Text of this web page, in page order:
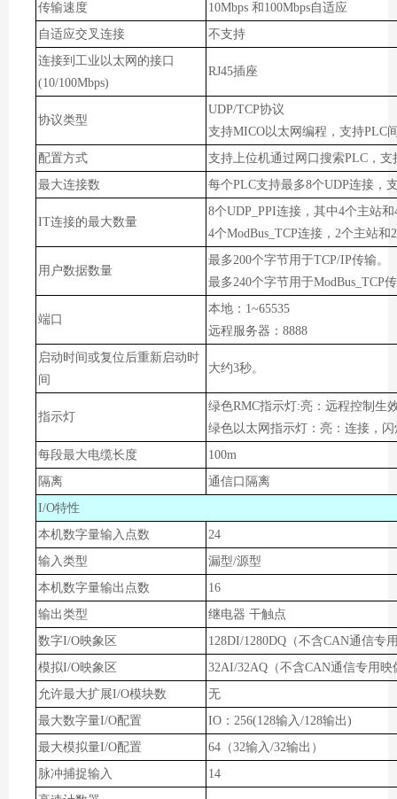
传输速度
10Mbps 和100Mbps自适应
自适应交叉连接
不支持
连接到工业以太网的接口
(10/100Mbps)
RJ45插座
协议类型
UDP/TCP协议
支持MICO以太网编程，支持PLC
配置方式
支持上位机通过网口搜索PLC，
最大连接数
每个PLC支持最多8个UDP连接，
IT连接的最大数量
8个UDP_PPI连接，其中4个主站
4个ModBus_TCP连接，2个主站和
用户数据数量
最多200个字节用于TCP/IP传输。
最多240个字节用于ModBus_TCP
端口
本地：1~65535
远程服务器： 8888
启动时间或复位后重新启动时
间
大约3秒。
指示灯
绿色RMC指示灯:亮：远程控制生
绿色以太网指示灯：亮：连接，
每段最大电缆长度
100m
隔离
通信口隔离
I/O特性
本机数字量输入点数
24
输入类型
漏型/源型
本机数字量输出点数
16
输出类型
继电器 干触点
数字I/O映象区
128DI/1280DQ（不含CAN通信专
模拟I/O映象区
32AI/32AQ（不含CAN通信专用映
允许最大扩展I/O模块数
无
最大数字量I/O配置
IO：256(128输入/128输出)
最大模拟量I/O配置
64（32输入/32输出）
脉冲捕捉输入
14